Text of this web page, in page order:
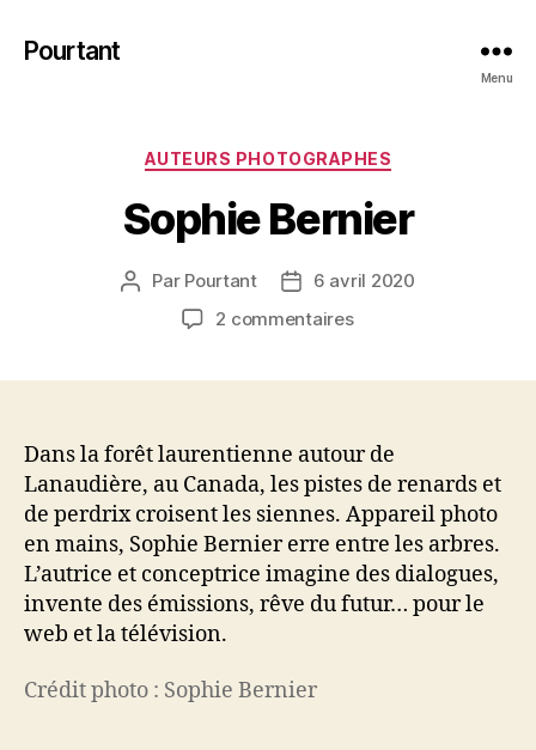
Pourtant
Menu
Catégories
AUTEURS PHOTOGRAPHES
Sophie Bernier
Auteur
l’article
Par Pourtant
Date6 avril 2020
2 commentairessur
Dans la forêt laurentienne autour de
Lanaudière, au Canada, les pistes de renards et
de perdrix croisent les siennes. Appareil photo
en mains, Sophie Bernier erre entre les arbres.
L’autrice et conceptrice imagine des dialogues,
invente des émissions, rêve du futur… pour le
web et la télévision.
Crédit photo : Sophie Bernier